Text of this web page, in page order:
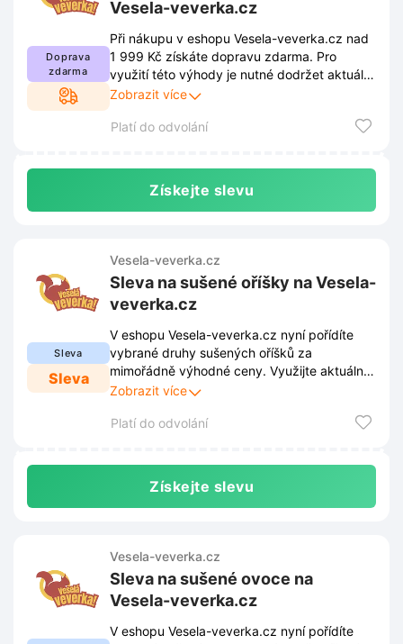
Doprava
zdarma
Vesela-veverka.cz
Při nákupu v eshopu Vesela-veverka.cz nad
1 999 Kč získáte dopravu zdarma. Pro
využití této výhody je nutné dodržet aktuální
podmínky zveřejněné na webových
průběžně měnit, proto doporučujeme
Zobrazit více
Platí do odvolání
Získejte slevu
Sleva
Sleva
Vesela-veverka.cz
Sleva na sušené oříšky na Vesela-
veverka.cz
V eshopu Vesela-veverka.cz nyní pořídíte
vybrané druhy sušených oříšků za
mimořádně výhodné ceny. Využijte aktuální
slevy a doplňte zásoby zdravého mlsání
Zobrazit více
Platí do odvolání
Získejte slevu
Vesela-veverka.cz
Sleva na sušené ovoce na
Vesela-veverka.cz
V eshopu Vesela-veverka.cz nyní pořídíte